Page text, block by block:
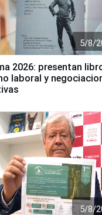
5/8/
2026: presentan
laboral y
5/8/